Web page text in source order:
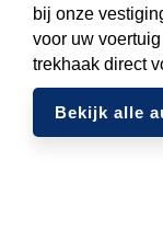
bij onze
voor uw
trekhaak direct
Bekijk alle